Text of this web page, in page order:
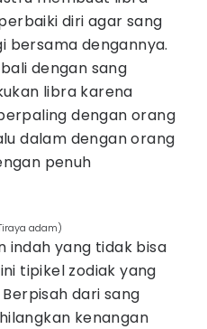
diri agar sang
bersama dengannya.
dengan sang
libra karena
dengan orang
dalam dengan orang
penuh
adam)
indah yang tidak bisa
tipikel zodiak yang
dari sang
kenangan